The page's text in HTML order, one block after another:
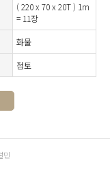
( 220 x 70 x 20T ) 1m
= 11장
화물
점토
민